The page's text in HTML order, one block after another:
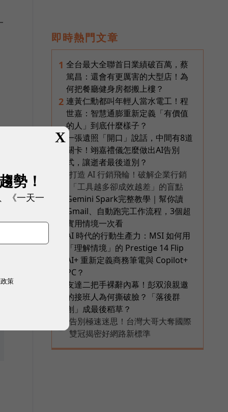
即時熱門文章
1 全台最大全聯首日業績破百萬，蔡
篤昌：還會有更厲害的大型店！為
何把餐廳健身房都搬上樓？
2 連黃仁勳都叫年輕人當水電工！程
世嘉：智慧通膨重新定義「有價值
的人」到底什麼樣子？
3 一張遺照「開口」說話，中間有8道
關卡！翊嘉禮儀怎麼做出AI告別
式，讓逝者最後道別？
打造 AI 行銷飛輪！破解企業行銷
「工具越多卻成效越差」的盲點
Gemini Spark完整教學｜幫你讀
Gmail、自動跑完工作流程，3個超
實用情境一次看
AI 時代的行動生產力：MSI 如何用
「理解情境」的 Prestige 14 Flip
AI+ 重新定義商務筆電與 Copilot+
PC？
友達二把手裸辭內幕！彭双浪親邀
的接班人為何撕破臉？「落後群
創」成最後稻草？
告別極速迷思！台灣大哥大奪國際
雙冠揭密好網路新標準
X
勢！
《一天一
策